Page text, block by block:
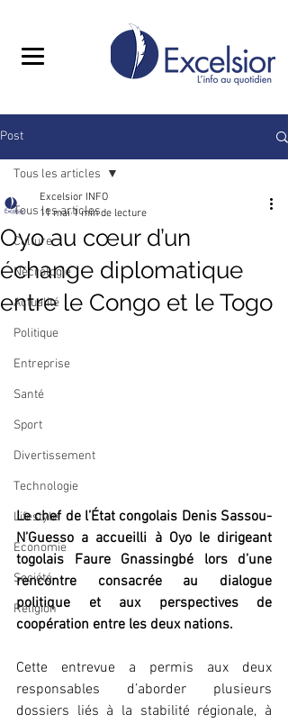
Post
Tous les articles
Culture
Nécrologie
Actualité
Politique
Entreprise
Santé
Sport
Divertissement
Technologie
Lifestyle
Economie
Société
Religion
Tous les articles
Oyo au cœur d’un
échange diplomatique
entre le Congo et le Togo
Excelsior INFO
11 mai 1 min de lecture
Le chef de l’État congolais Denis Sassou-
N’Guesso a accueilli à Oyo le dirigeant
togolais Faure Gnassingbé lors d’une
rencontre consacrée au dialogue
politique et aux perspectives de
coopération entre les deux nations.
Cette entrevue a permis aux deux
responsables d’aborder plusieurs
dossiers liés à la stabilité régionale, à